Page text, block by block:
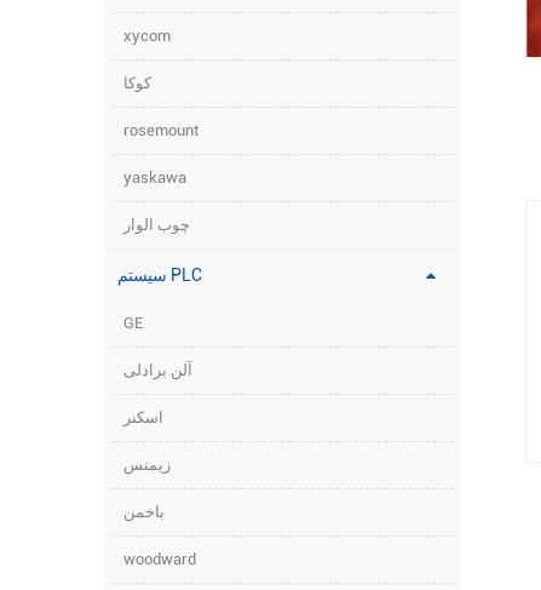
xycom
کوکا
rosemount
yaskawa
چوب الوار
سیستم PLC
GE
آلن برادلی
اسکنر
زیمنس
باخمن
woodward